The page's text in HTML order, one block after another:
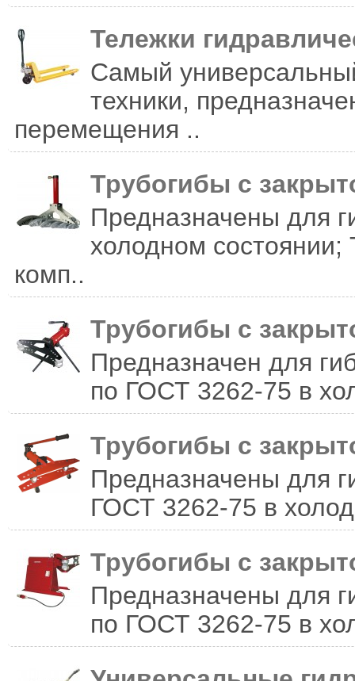
Тележки
Самый
техники,
перемещения ..
Трубогибы с
Предназначены для
холодном состоянии;
комп..
Трубогибы с
Предназначен для
по ГОСТ 3262-75 в
Трубогибы с
Предназначены для
ГОСТ 3262-75 в
Трубогибы с
Предназначены для
по ГОСТ 3262-75 в